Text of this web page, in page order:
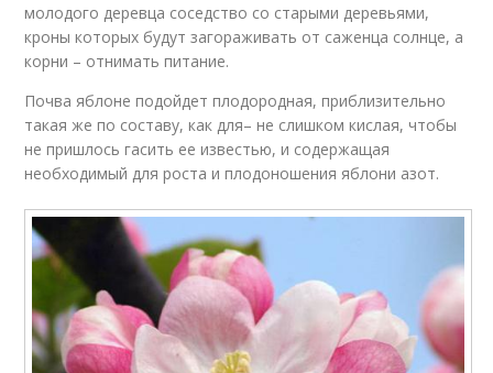
молодого деревца соседство со старыми деревьями,
кроны которых будут загораживать от саженца солнце, а
корни – отнимать питание.
Почва яблоне подойдет плодородная, приблизительно
такая же по составу, как для– не слишком кислая, чтобы
не пришлось гасить ее известью, и содержащая
необходимый для роста и плодоношения яблони азот.